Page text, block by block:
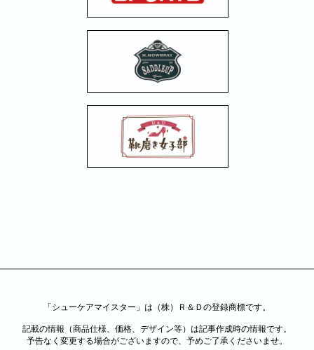
「シューケアマイスター」は（株）Ｒ＆Ｄの登録商標です。
記載の情報（商品仕様、価格、デザイン等）は記事作成時の情報です。
予告なく変更する場合がございますので、予めご了承くださいませ。